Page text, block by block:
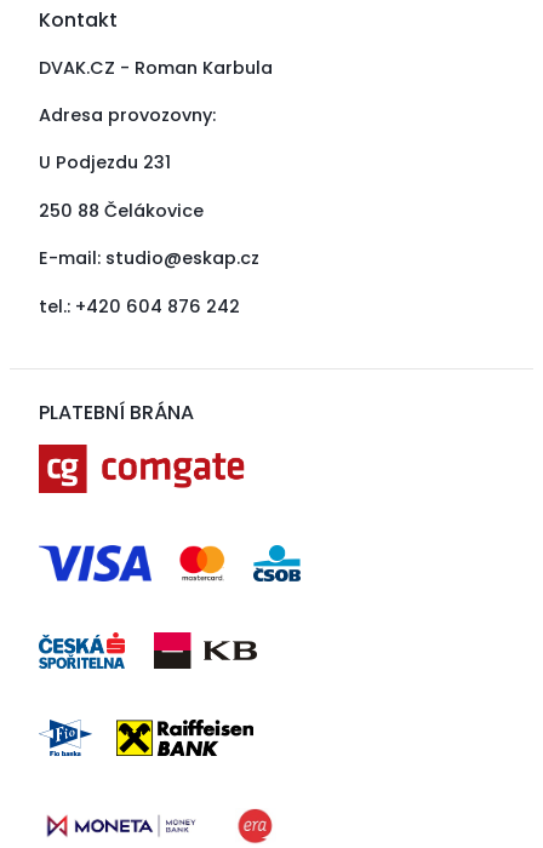
Kontakt
DVAK.CZ - Roman Karbula
Adresa provozovny:
U Podjezdu 231
250 88 Čelákovice
E-mail: studio@eskap.cz
tel.: +420 604 876 242
PLATEBNÍ BRÁNA